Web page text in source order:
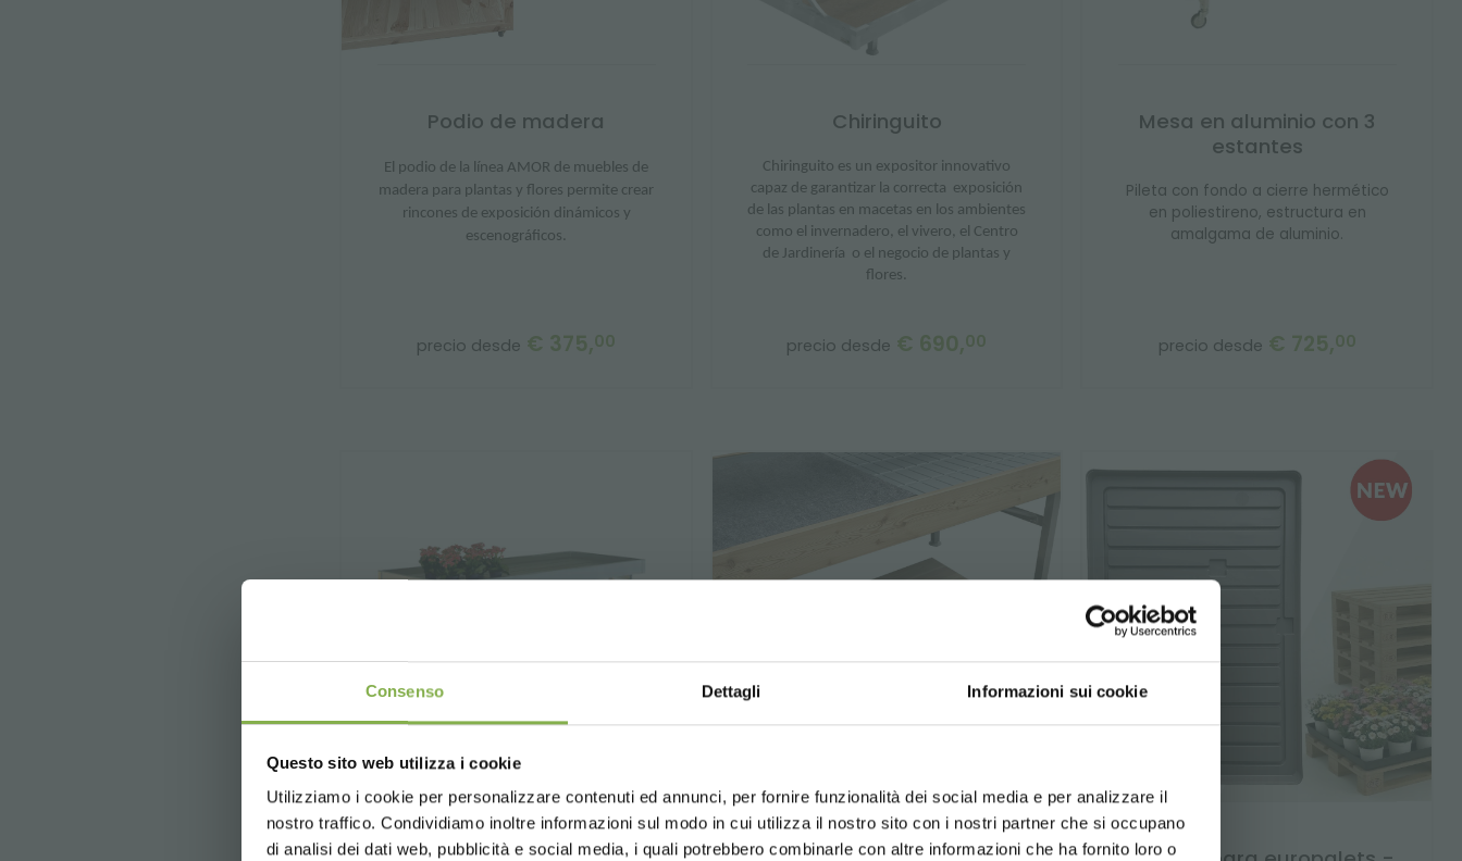
Consenso Dettagli Informazioni sui cookie
Questo sito web utilizza i cookie
Utilizziamo i cookie per personalizzare contenuti ed annunci, per fornire funzionalità dei social media e per analizzare il
nostro traffico. Condividiamo inoltre informazioni sul modo in cui utilizza il nostro sito con i nostri partner che si occupano
di analisi dei dati web, pubblicità e social media, i quali potrebbero combinarle con altre informazioni che ha fornito loro o
Podio de madera
El podio de la línea AMOR de muebles de
madera para plantas y flores permite crear
rincones de exposición dinámicos y
escenográficos.
precio desde € 375,00
Chiringuito
Chiringuito es un expositor innovativo
capaz de garantizar la correcta exposición
de las plantas en macetas en los ambientes
como el invernadero, el vivero, el Centro
de Jardinería o el negocio de plantas y
flores.
precio desde € 690,00
Mesa en aluminio con 3
estantes
Pileta con fondo a cierre hermético
en poliestireno, estructura en
amalgama de aluminio.
precio desde € 725,00
UNITED STATES ENGLISH